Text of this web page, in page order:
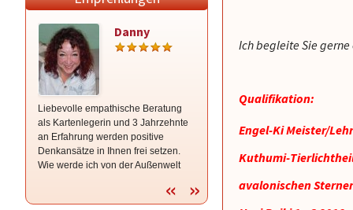
Danny
Liebevolle empathische Beratung
als Kartenlegerin und 3 Jahrzehnte
an Erfahrung werden positive
Denkansätze in Ihnen frei setzen.
Wie werde ich von der Außenwelt
*Von Herzen gerne für dich da*
Lösungsorientierter Ansatz -
KLARHEIT * L i e b e * J o b + F i n a
n z e n *E r n ä h r u n g* Monats-u.
JAHRESLEGUNG *HOHE
TREFFER-Quote
Ich begleite Sie gerne
Qualifikation:
Engel-Ki Meister/
Kuthumi-
avalonischen